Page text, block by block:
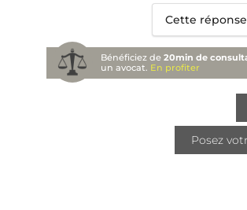
Cette
Bénéficiez de20min de
un avocat. En profiter
Posez